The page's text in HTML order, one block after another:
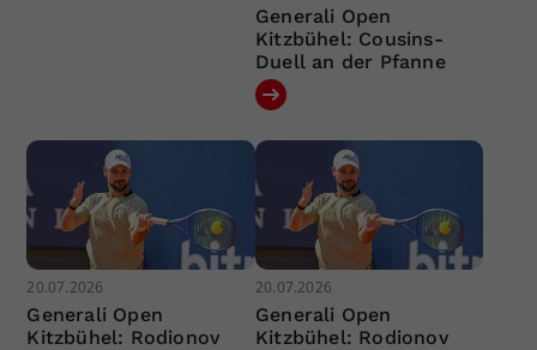
Generali Open
Kitzbühel: Cousins-
Duell an der Pfanne
20.07.2026
Generali Open
Kitzbühel: Rodionov
20.07.2026
Generali Open
Kitzbühel: Rodionov